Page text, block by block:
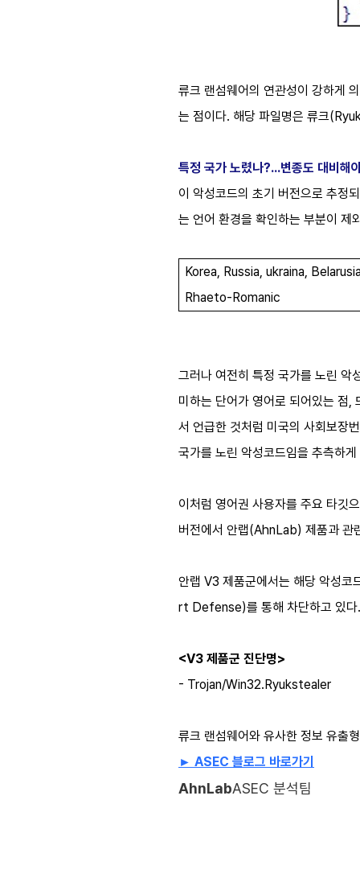
류크 랜섬웨어의 연관성이 강하게
는 점이다. 해당 파일명은 류크
특정 국가 노렸나?...변종도 대비해
이 악성코드의 초기 버전으로 추정
는 언어 환경을 확인하는 부분이 제
Korea, Russia, ukraina,
Rhaeto-Romanic
그러나 여전히 특정 국가를 노린 악
미하는 단어가 영어로 되어있는 점,
서 언급한 것처럼 미국의 사회보장
국가를 노린 악성코드임을 추측하게
이처럼 영어권 사용자를 주요 타깃
버전에서 안랩(AhnLab) 제품과 관
안랩 V3 제품군에서는 해당 악성코
rt Defense)를 통해 차단하고 있다.
<V3 제품군 진단명>
- Trojan/Win32.Ryukstealer
류크 랜섬웨어와 유사한 정보 유출
► ASEC 블로그 바로가기
AhnLabASEC 분석팀